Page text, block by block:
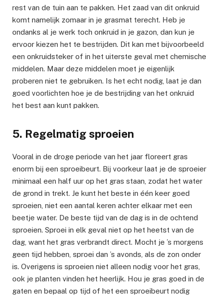
rest van de tuin aan te pakken. Het zaad van dit onkruid
komt namelijk zomaar in je grasmat terecht. Heb je
ondanks al je werk toch onkruid in je gazon, dan kun je
ervoor kiezen het te bestrijden. Dit kan met bijvoorbeeld
een onkruidsteker of in het uiterste geval met chemische
middelen. Maar deze middelen moet je eigenlijk
proberen niet te gebruiken. Is het echt nodig, laat je dan
goed voorlichten hoe je de bestrijding van het onkruid
het best aan kunt pakken.
5. Regelmatig sproeien
Vooral in de droge periode van het jaar floreert gras
enorm bij een sproeibeurt. Bij voorkeur laat je de sproeier
minimaal een half uur op het gras staan, zodat het water
de grond in trekt. Je kunt het beste in één keer goed
sproeien, niet een aantal keren achter elkaar met een
beetje water. De beste tijd van de dag is in de ochtend
sproeien. Sproei in elk geval niet op het heetst van de
dag, want het gras verbrandt direct. Mocht je ’s morgens
geen tijd hebben, sproei dan ’s avonds, als de zon onder
is. Overigens is sproeien niet alleen nodig voor het gras,
ook je planten vinden het heerlijk. Hou je gras goed in de
gaten en bepaal op tijd of het een sproeibeurt nodig